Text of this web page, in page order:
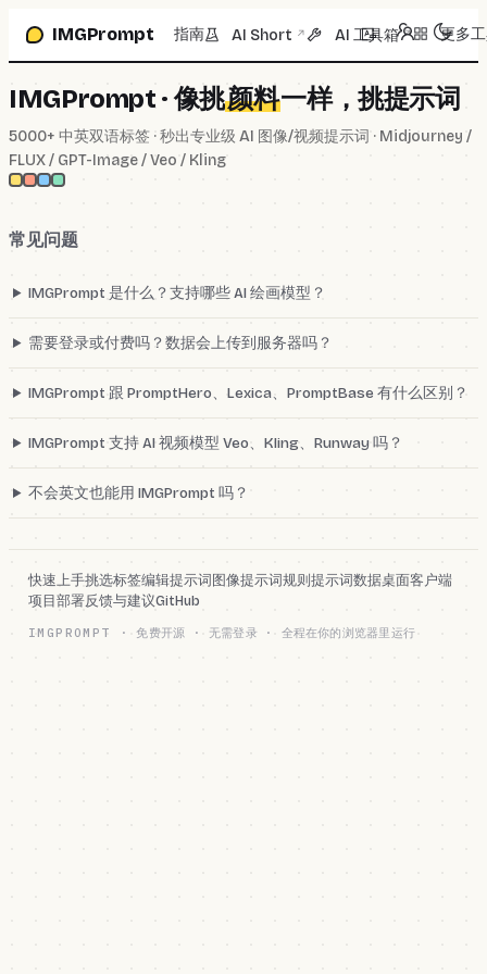
IMGPrompt 指南 AI Short ↗ AI 工具箱 ↗ 更多
IMGPrompt · 像挑颜料一样，挑提示词
5000+ 中英双语标签 · 秒出专业级 AI 图像/视频提示词 · Midjourney /
FLUX / GPT-Image / Veo / Kling
常见问题
IMGPrompt 是什么？支持哪些 AI 绘画模型？
需要登录或付费吗？数据会上传到服务器吗？
IMGPrompt 跟 PromptHero、Lexica、PromptBase 有什么区别？
IMGPrompt 支持 AI 视频模型 Veo、Kling、Runway 吗？
不会英文也能用 IMGPrompt 吗？
快速上手挑选标签编辑提示词 图像提示词规则 提示词数据桌面客户端
项目部署反馈与建议GitHub
IMGPROMPT ·免费开源 · 无需登录 · 全程在你的浏览器里运行